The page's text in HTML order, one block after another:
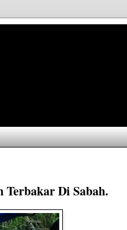
Terbakar Di Sabah.